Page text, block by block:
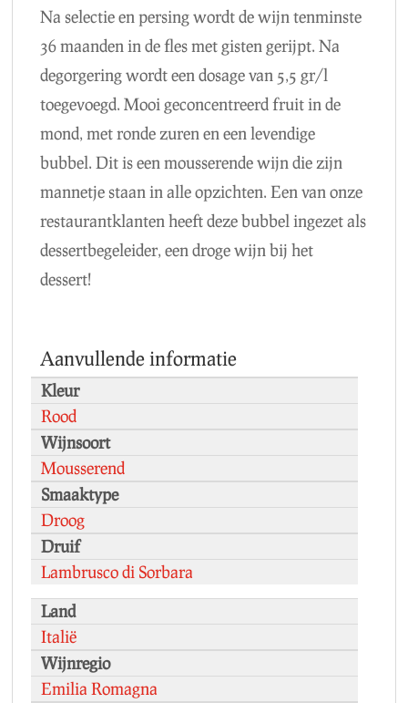
Na selectie en persing wordt de wijn tenminste
36 maanden in de fles met gisten gerijpt. Na
degorgering wordt een dosage van 5,5 gr/l
toegevoegd. Mooi geconcentreerd fruit in de
mond, met ronde zuren en een levendige
bubbel. Dit is een mousserende wijn die zijn
mannetje staan in alle opzichten. Een van onze
restaurantklanten heeft deze bubbel ingezet als
dessertbegeleider, een droge wijn bij het
dessert!
Aanvullende informatie
Kleur
Rood
Wijnsoort
Mousserend
Smaaktype
Droog
Druif
Lambrusco di Sorbara
Land
Italië
Wijnregio
Emilia Romagna